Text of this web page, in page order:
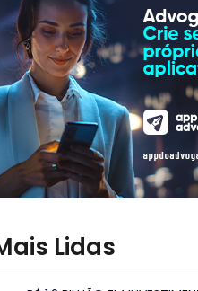
Lidas